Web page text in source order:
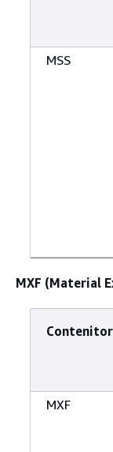
MSS
MXF (Material
MXF